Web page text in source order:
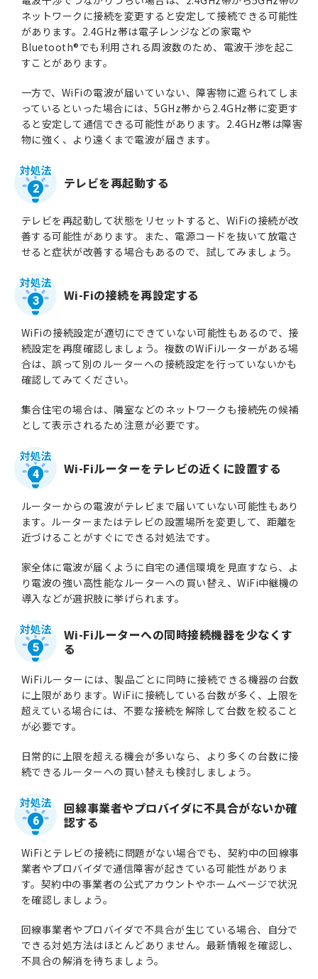
ネットワークに接続を変更すると安定して接続できる可能性
があります。2.4GHz帯は電子レンジなどの家電や
Bluetooth®でも利用される周波数のため、電波干渉を起こ
すことがあります。
一方で、WiFiの電波が届いていない、障害物に遮られてしま
っているといった場合には、5GHz帯から2.4GHz帯に変更す
ると安定して通信できる可能性があります。2.4GHz帯は障害
物に強く、より遠くまで電波が届きます。
2 テレビを再起動する
テレビを再起動して状態をリセットすると、WiFiの接続が改
善する可能性があります。また、電源コードを抜いて放電さ
せると症状が改善する場合もあるので、試してみましょう。
3 Wi-Fiの接続を再設定する
WiFiの接続設定が適切にできていない可能性もあるので、接
続設定を再度確認しましょう。複数のWiFiルーターがある場
合は、誤って別のルーターへの接続設定を行っていないかも
確認してみてください。
集合住宅の場合は、隣室などのネットワークも接続先の候補
として表示されるため注意が必要です。
4 Wi-Fiルーターをテレビの近くに設置する
ルーターからの電波がテレビまで届いていない可能性もあり
ます。ルーターまたはテレビの設置場所を変更して、距離を
近づけることがすぐにできる対処法です。
家全体に電波が届くように自宅の通信環境を見直すなら、よ
り電波の強い高性能なルーターへの買い替え、WiFi中継機の
導入などが選択肢に挙げられます。
5
Wi-Fiルーターへの同時接続機器を少なくす
る
WiFiルーターには、製品ごとに同時に接続できる機器の台数
に上限があります。WiFiに接続している台数が多く、上限を
超えている場合には、不要な接続を解除して台数を絞ること
が必要です。
日常的に上限を超える機会が多いなら、より多くの台数に接
続できるルーターへの買い替えも検討しましょう。
6
回線事業者やプロバイダに不具合がないか確
認する
WiFiとテレビの接続に問題がない場合でも、契約中の回線事
業者やプロバイダで通信障害が起きている可能性がありま
す。契約中の事業者の公式アカウントやホームページで状況
を確認しましょう。
回線事業者やプロバイダで不具合が生じている場合、自分で
できる対処方法はほとんどありません。最新情報を確認し、
不具合の解消を待ちましょう。